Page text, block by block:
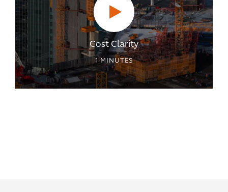
Cost Clarity
1MINUTES